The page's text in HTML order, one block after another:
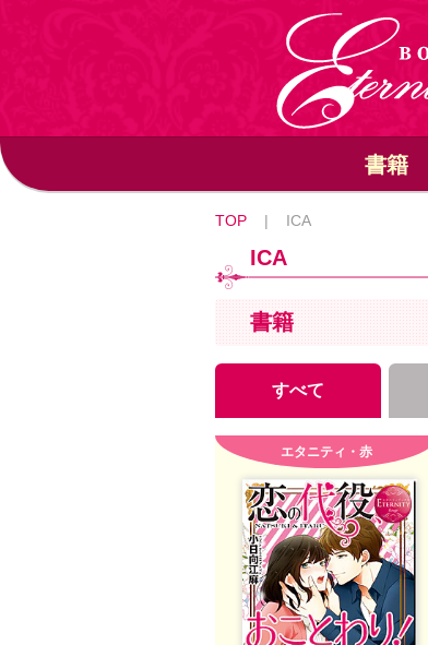
書籍
TOP | ICA
ICA
書籍
すべて
エタニティ・赤